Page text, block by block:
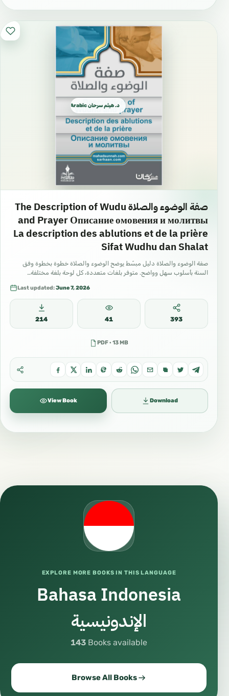
د. هيثم سرحان Arabic العربية
صفة الوضوء والصلاة The Description of Wudu
and Prayer Описание омовения и молитвы
La description des ablutions et de la prière
Sifat Wudhu dan Shalat
صفة الوضوء والصلاة دليل مبسّط يوضح الوضوء والصلاة خطوة بخطوة وفق
السنة بأسلوب سهل وواضح. متوفر بلغات متعددة، كل لوحة بلغة مختلفة…
Last updated:June 7, 2026
214 41 393
PDF · 13 MB
View Book Download
EXPLORE MORE BOOKS IN THIS LANGUAGE
Bahasa Indonesia
الإندونيسية
143 Books available
Browse All Books